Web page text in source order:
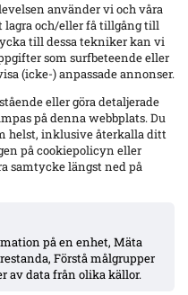
använder vi och våra
lagra och/eller få tillgång till
till dessa tekniker kan vi
som surfbeteende eller
(icke-) anpassade annonser.
eller göra detaljerade
på denna webbplats. Du
helst, inklusive återkalla ditt
på cookiepolicyn eller
samtycke längst ned på
på en enhet, Mäta
Förstå målgrupper
av data från olika källor.
– 56 mkr eget kapital; ”Allsvenskan
– tillbaka efter tre månaders